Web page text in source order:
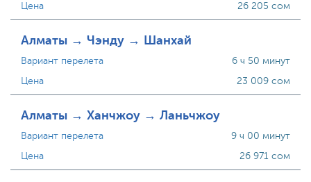
Цена
26 205 сом
Алматы → Чэнду → Шанхай
Вариант перелета
Цена
6 ч 50 минут
23 009 сом
Алматы → Ханчжоу → Ланьчжоу
Вариант перелета
Цена
9 ч 00 минут
26 971 сом